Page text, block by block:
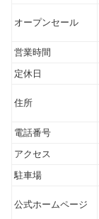
オープンセール
営業時間
定休日
住所
電話番号
アクセス
駐車場
公式ホームページ